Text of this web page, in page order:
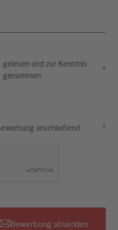
gelesen und zur Kenntnis
genommen.
*
anschließend
*